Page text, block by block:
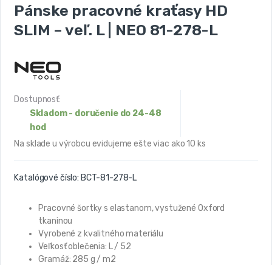
Pánske pracovné kraťasy HD
SLIM – veľ. L | NEO 81-278-L
Dostupnosť:
Skladom - doručenie do 24-48
hod
Na sklade u výrobcu evidujeme ešte viac ako 10 ks
Katalógové číslo: BCT-81-278-L
Pracovné šortky s elastanom, vystužené Oxford
tkaninou
Vyrobené z kvalitného materiálu
Veľkosť oblečenia: L/ 52
Gramáž: 285 g / m2